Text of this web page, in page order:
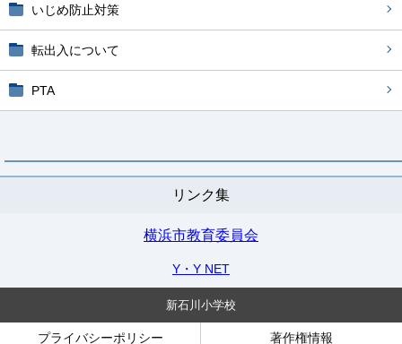
いじめ防止対策
転出入について
PTA
リンク集
横浜市教育委員会
Y・Y NET
新石川小学校
プライバシーポリシー 著作権情報